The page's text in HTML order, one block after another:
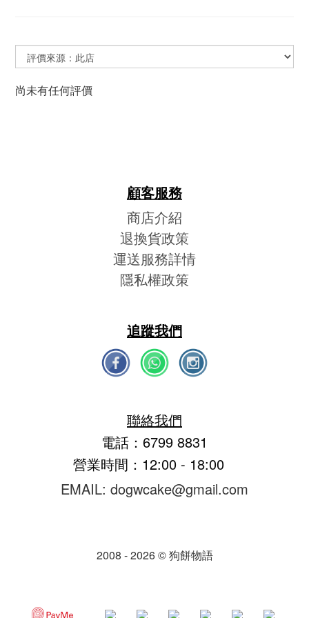
尚未有任何評價
顧客服務
商店介紹
退換貨政策
運送服務詳情
隱私權政策
追蹤我們
聯絡我們
電話：6799 8831
營業時間：12:00 - 18:00
EMAIL: dogwcake@gmail.com
2008 - 2026 © 狗餅物語